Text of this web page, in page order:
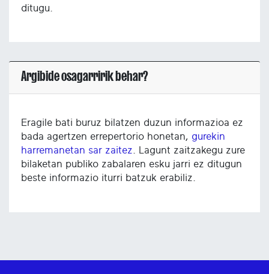
ditugu.
Argibide osagarririk behar?
Eragile bati buruz bilatzen duzun informazioa ez
bada agertzen errepertorio honetan, gurekin
harremanetan sar zaitez . Lagunt zaitzakegu zure
bilaketan publiko zabalaren esku jarri ez ditugun
beste informazio iturri batzuk erabiliz.